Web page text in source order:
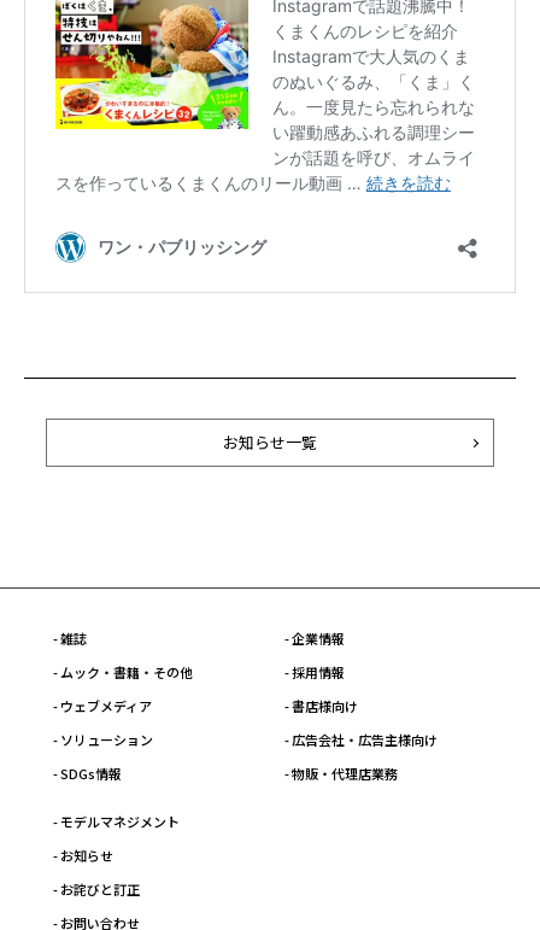
お知らせ一覧
- 雑誌
- ムック・書籍・その他
- ウェブメディア
- ソリューション
- SDGs情報
- 企業情報
- 採用情報
- 書店様向け
- 広告会社・広告主様向け
- 物販・代理店業務
- モデルマネジメント
- お知らせ
- お詫びと訂正
- お問い合わせ